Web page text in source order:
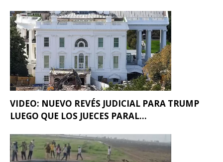
VIDEO: NUEVO REVÉS JUDICIAL PARA TRUMP
LUEGO QUE LOS JUECES PARAL...